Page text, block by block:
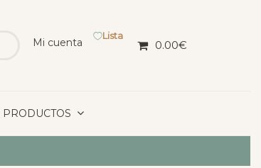
Mi cuenta
Lista
0.00€
PRODUCTOS